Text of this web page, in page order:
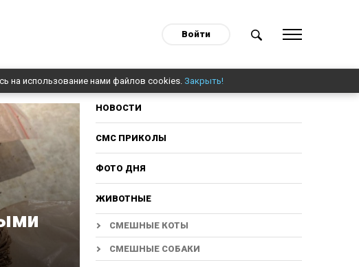
Войти
на использование нами файлов cookies. Закрыть!
НОВОСТИ
СМС ПРИКОЛЫ
ФОТО ДНЯ
ЖИВОТНЫЕ
СМЕШНЫЕ КОТЫ
СМЕШНЫЕ СОБАКИ